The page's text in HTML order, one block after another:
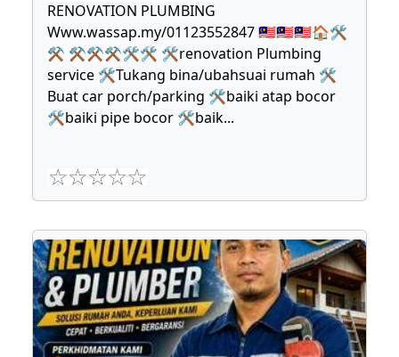
RENOVATION PLUMBING
Www.wassap.my/01123552847 🇲🇾🇲🇾🇲🇾🏠🛠
⚒ ⚒⚒⚒🛠🛠 🛠renovation Plumbing
service 🛠Tukang bina/ubahsuai rumah 🛠
Buat car porch/parking 🛠baiki atap bocor
🛠baiki pipe bocor 🛠baik...